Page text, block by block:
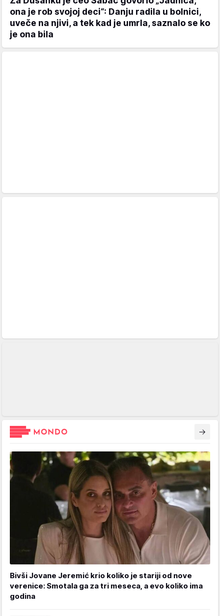
ona je rob svojoj deci“: Danju radila u bolnici,
uveče na njivi, a tek kad je umrla, saznalo se ko
je ona bila
Bivši Jovane Jeremić krio koliko je stariji od nove
verenice: Smotala ga za tri meseca, a evo koliko ima
godina